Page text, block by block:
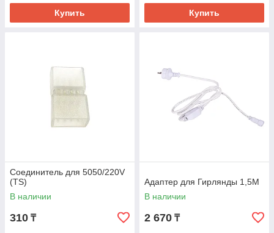
Купить Купить
Соединитель для 5050/220V
(TS)
В наличии
310 ₸
Адаптер для Гирлянды 1,5М
В наличии
2 670 ₸